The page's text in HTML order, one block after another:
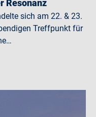
Resonanz
sich am 22. & 23.
Treffpunkt für